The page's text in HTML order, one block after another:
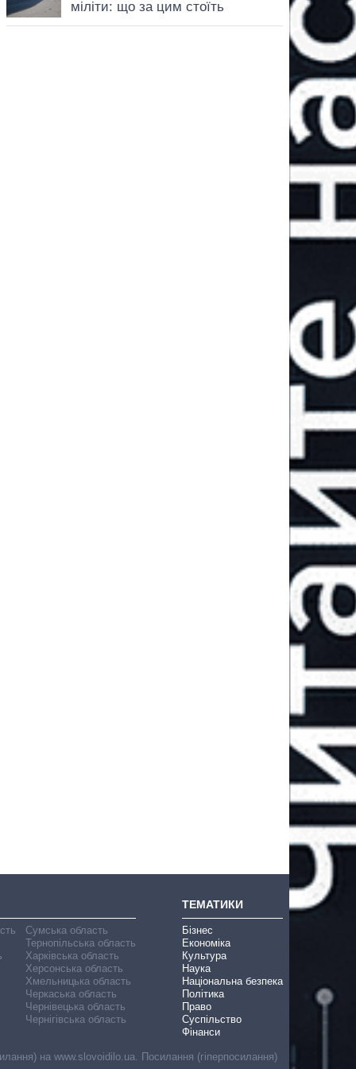
Сумська область
Тернопільська область
Харківська область
Херсонська область
Хмельницька область
Черкаська область
Чернівецька область
Чернігівська область
ТЕМАТИКИ
Бізнес
Економіка
Культура
Наука
Національна безпека
Політика
Право
Суспільство
Фінанси
на www.slovoidilo.ua. Посилання (гіперпосилання)